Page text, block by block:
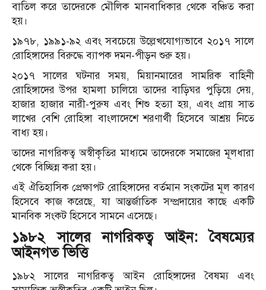
বাতিল করে তাদেরকে মৌলিক মানবাধিকার থেকে বঞ্চিত করা
হয়।
১৯৭৮, ১৯৯১-৯২ এবং সবচেয়ে উল্লেখযোগ্যভাবে ২০১৭ সালে
রোহিঙ্গাদের বিরুদ্ধে ব্যাপক দমন-পীড়ন শুরু হয়।
২০১৭ সালের ঘটনার সময়, মিয়ানমারের সামরিক বাহিনী
রোহিঙ্গাদের উপর হামলা চালিয়ে তাদের বাড়িঘর পুড়িয়ে দেয়,
হাজার হাজার নারী-পুরুষ এবং শিশু হত্যা হয়, এবং প্রায় সাত
লাখের বেশি রোহিঙ্গা বাংলাদেশে শরণার্থী হিসেবে আশ্রয় নিতে
বাধ্য হয়।
তাদের নাগরিকত্ব অস্বীকৃতির মাধ্যমে তাদেরকে সমাজের মূলধারা
থেকে বিচ্ছিন্ন করা হয়।
এই ঐতিহাসিক প্রেক্ষাপট রোহিঙ্গাদের বর্তমান সংকটের মূল কারণ
হিসেবে কাজ করেছে, যা আন্তর্জাতিক সম্প্রদায়ের কাছে একটি
মানবিক সংকট হিসেবে সামনে এসেছে।
১৯৮২ সালের নাগরিকত্ব আইন: বৈষম্যের
আইনগত ভিত্তি
১৯৮২ সালের নাগরিকত্ব আইন রোহিঙ্গাদের বৈষম্য এবং